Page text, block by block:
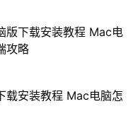
版下载安装教程 Mac电
攻略
载安装教程 Mac电脑怎